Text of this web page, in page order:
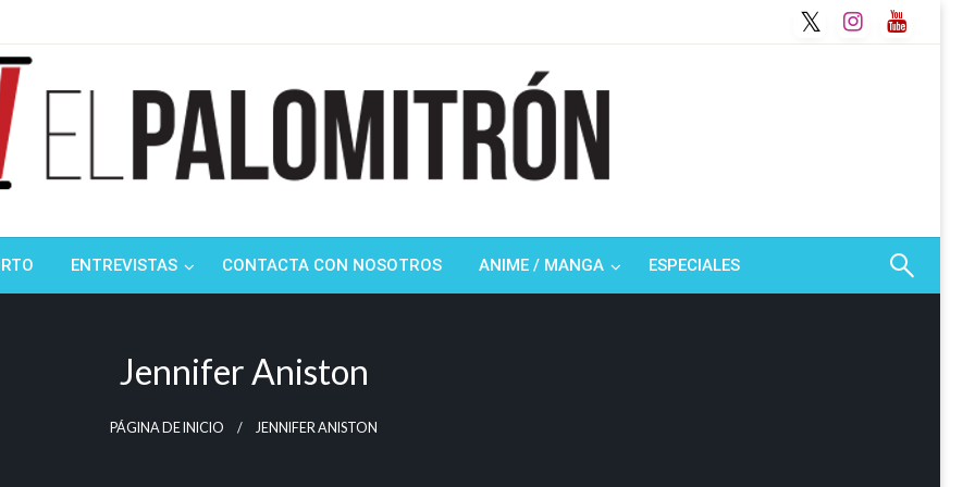
ENTREVISTAS CONTACTA CON NOSOTROS ANIME / MANGA ESPECIALES
Jennifer Aniston
PÁGINA DE INICIO JENNIFER ANISTON